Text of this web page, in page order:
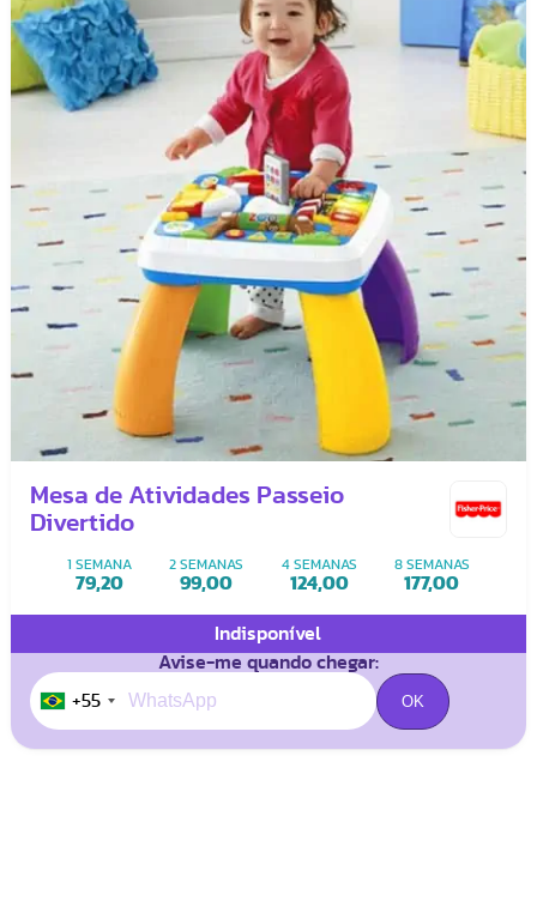
Mesa de Atividades Passeio
Divertido
1 SEMANA
79,20
2 SEMANAS
99,00
4 SEMANAS
124,00
8 SEMANAS
177,00
Indisponível
Avise-me quando chegar:
+55